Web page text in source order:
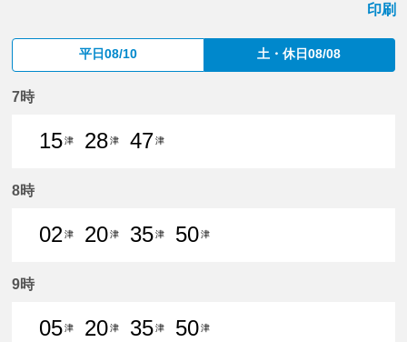
印刷
平日08/10 土・休日08/08
7時
15津
28津
47津
8時
02津
20津
35津
50津
9時
05津
20津
35津
50津